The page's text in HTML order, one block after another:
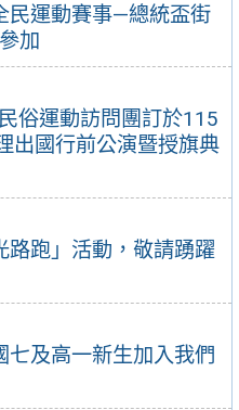
民運動賽事—總統盃街
加
俗運動訪問團訂於115
出國行前公演暨授旗典
路跑」活動，敬請踴躍
七及高一新生加入我們